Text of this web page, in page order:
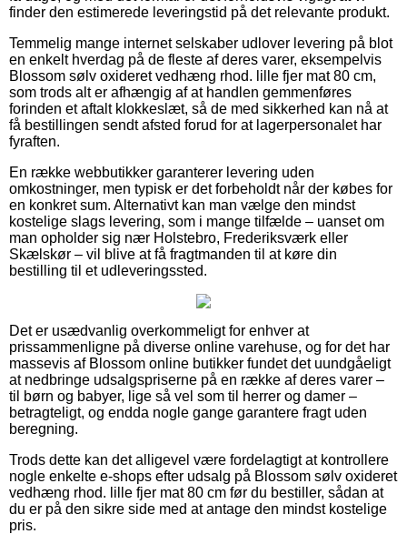
finder den estimerede leveringstid på det relevante produkt.
Temmelig mange internet selskaber udlover levering på blot
en enkelt hverdag på de fleste af deres varer, eksempelvis
Blossom sølv oxideret vedhæng rhod. lille fjer mat 80 cm,
som trods alt er afhængig af at handlen gemmenføres
forinden et aftalt klokkeslæt, så de med sikkerhed kan nå at
få bestillingen sendt afsted forud for at lagerpersonalet har
fyraften.
En række webbutikker garanterer levering uden
omkostninger, men typisk er det forbeholdt når der købes for
en konkret sum. Alternativt kan man vælge den mindst
kostelige slags levering, som i mange tilfælde – uanset om
man opholder sig nær Holstebro, Frederiksværk eller
Skælskør – vil blive at få fragtmanden til at køre din
bestilling til et udleveringssted.
Det er usædvanlig overkommeligt for enhver at
prissammenligne på diverse online varehuse, og for det har
massevis af Blossom online butikker fundet det uundgåeligt
at nedbringe udsalgspriserne på en række af deres varer –
til børn og babyer, lige så vel som til herrer og damer –
betragteligt, og endda nogle gange garantere fragt uden
beregning.
Trods dette kan det alligevel være fordelagtigt at kontrollere
nogle enkelte e-shops efter udsalg på Blossom sølv oxideret
vedhæng rhod. lille fjer mat 80 cm før du bestiller, sådan at
du er på den sikre side med at antage den mindst kostelige
pris.